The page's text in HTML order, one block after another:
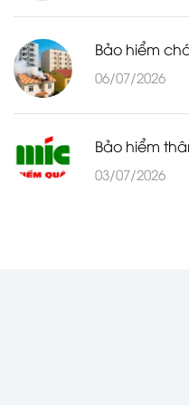
Bảo hiểm
06/07/2026
Bảo hiểm
03/07/2026